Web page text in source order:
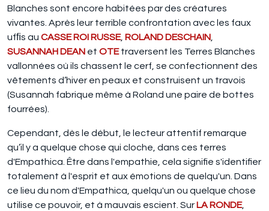
Blanches sont encore habitées par des créatures
vivantes. Après leur terrible confrontation avec les faux
ufﬁs au CASSE ROI RUSSE, ROLAND DESCHAIN,
SUSANNAH DEAN et OTEtraversent les Terres Blanches
vallonnées où ils chassent le cerf, se confectionnent des
vêtements d’hiver en peaux et construisent un travois
(Susannah fabrique même à Roland une paire de bottes
fourrées).
Cependant, dès le début, le lecteur attentif remarque
qu’il y a quelque chose qui cloche, dans ces terres
d'Empathica. Être dans l'empathie, cela signifie s'identifier
totalement à l'esprit et aux émotions de quelqu'un. Dans
ce lieu du nom d'Empathica, quelqu'un ou quelque chose
utilise ce pouvoir, et à mauvais escient. Sur LA RONDE,